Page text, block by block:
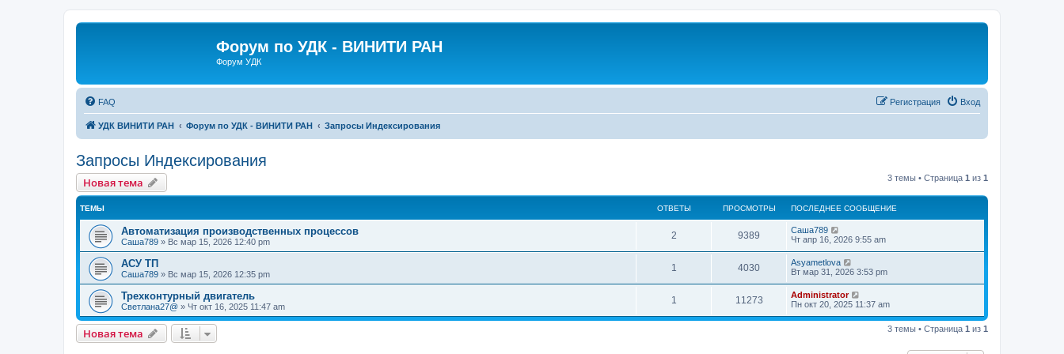
Форум по УДК - ВИНИТИ РАН
Форум УДК
FAQ Вход
Регистрация
УДК ВИНИТИ РАН Форум по УДК - ВИНИТИ РАН Запросы Индексирования
Запросы Индексирования
Новая тема 3 темы • Страница 1 из 1
ТЕМЫ ОТВЕТЫ ПРОСМОТРЫ ПОСЛЕДНЕЕ СООБЩЕНИЕ
Автоматизация производственных процессов
Саша789 » Вс мар 15, 2026 12:40 pm
2 9389
Саша789
Чт апр 16, 2026 9:55 am
АСУ ТП
Саша789 » Вс мар 15, 2026 12:35 pm
1 4030
Asyametlova
Вт мар 31, 2026 3:53 pm
Трехконтурный двигатель
Светлана27@ » Чт окт 16, 2025 11:47 am
1 11273
Administrator
Пн окт 20, 2025 11:37 am
Новая тема 3 темы • Страница 1 из 1